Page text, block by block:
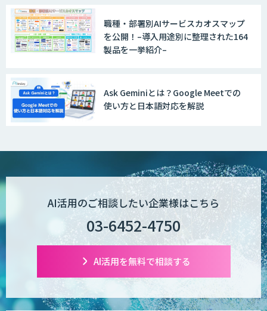
職種・部署別AIサービスカオスマップ
を公開！–導入用途別に整理された164
製品を一挙紹介–
Ask Geminiとは？Google Meetでの
使い方と日本語対応を解説
AI活用のご相談したい企業様はこちら
03-6452-4750
AI活用を無料で相談する